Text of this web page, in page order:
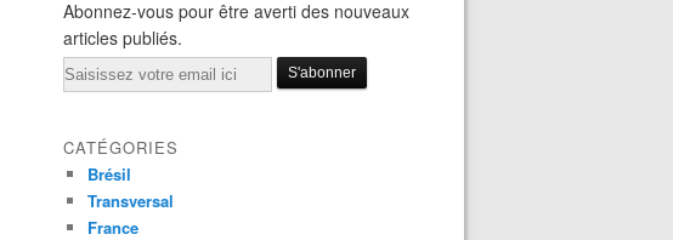
Abonnez-vous pour être averti des nouveaux
articles publiés.
Email
CATÉGORIES
Brésil
Transversal
France